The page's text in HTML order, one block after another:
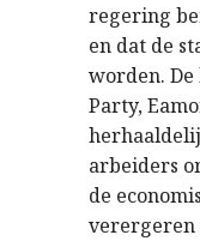
regering
en dat de
worden.
Party,
arbeiders
de
verergeren